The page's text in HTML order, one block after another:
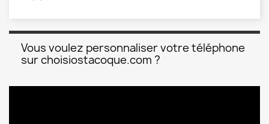
Vous voulez personnaliser votre téléphone
sur choisiostacoque.com ?